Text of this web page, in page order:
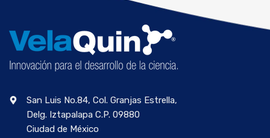
San Luis No.84, Col. Granjas Estrella,
Delg. Iztapalapa C.P. 09880
Ciudad de México